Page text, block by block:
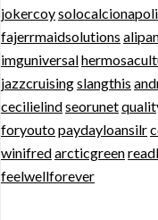
jokercoysolocalcionapoli
fajerrmaidsolutions
imguniversal
jazzcruisingslangthis
cecilielindseorunet
foryoutopaydayloansilr
winifredarcticgreen
feelwellforever